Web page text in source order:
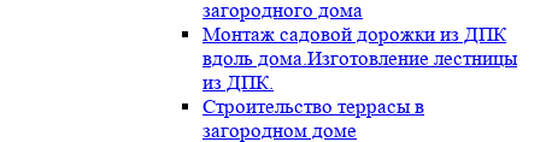
загородного дома
Монтаж садовой дорожки из ДПК
вдоль дома.Изготовление лестницы
из ДПК.
Строительство террасы в
загородном доме